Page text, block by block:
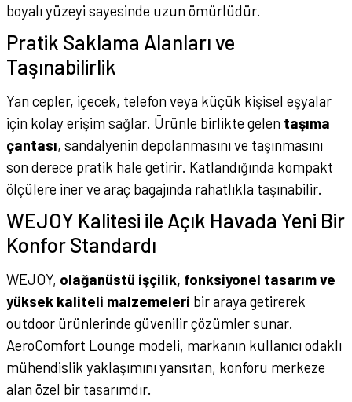
boyalı yüzeyi sayesinde uzun ömürlüdür.
Pratik Saklama Alanları ve
Taşınabilirlik
Yan cepler, içecek, telefon veya küçük kişisel eşyalar
için kolay erişim sağlar. Ürünle birlikte gelen taşıma
çantası, sandalyenin depolanmasını ve taşınmasını
son derece pratik hale getirir. Katlandığında kompakt
ölçülere iner ve araç bagajında rahatlıkla taşınabilir.
WEJOY Kalitesi ile Açık Havada Yeni Bir
Konfor Standardı
WEJOY, olağanüstü işçilik, fonksiyonel tasarım ve
yüksek kaliteli malzemeleri bir araya getirerek
outdoor ürünlerinde güvenilir çözümler sunar.
AeroComfort Lounge modeli, markanın kullanıcı odaklı
mühendislik yaklaşımını yansıtan, konforu merkeze
alan özel bir tasarımdır.